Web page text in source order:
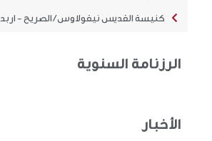
كنيسة القديس نيقولاوس / الصريح - اربد
الرزنامة السنوية
الأخبار